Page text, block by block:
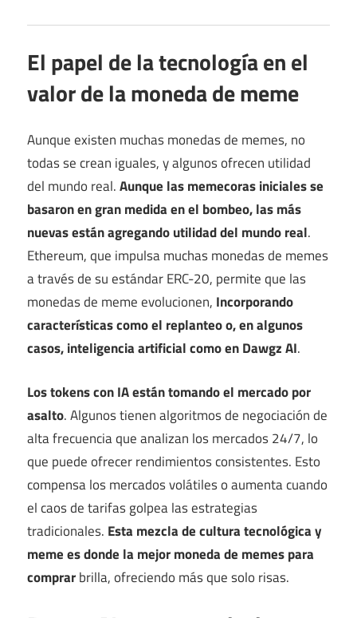
El papel de la tecnología en el
valor de la moneda de meme
Aunque existen muchas monedas de memes, no
todas se crean iguales, y algunos ofrecen utilidad
del mundo real.Aunque las memecoras iniciales se
basaron en gran medida en el bombeo, las más
nuevas están agregando utilidad del mundo real.
Ethereum, que impulsa muchas monedas de memes
a través de su estándar ERC-20, permite que las
monedas de meme evolucionen, Incorporando
características como el replanteo o, en algunos
casos, inteligencia artificial como en Dawgz AI.
Los tokens con IA están tomando el mercado por
asalto. Algunos tienen algoritmos de negociación de
alta frecuencia que analizan los mercados 24/7, lo
que puede ofrecer rendimientos consistentes. Esto
compensa los mercados volátiles o aumenta cuando
el caos de tarifas golpea las estrategias
tradicionales. Esta mezcla de cultura tecnológica y
meme es donde la mejor moneda de memes para
comprarbrilla, ofreciendo más que solo risas.